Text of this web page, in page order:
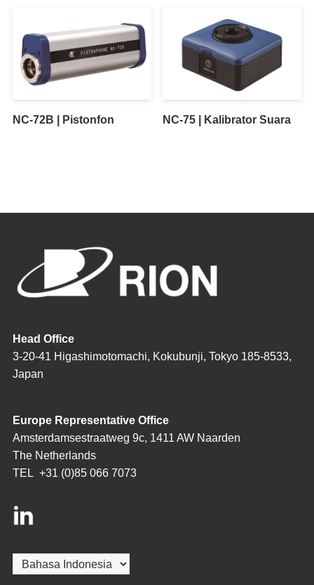
NC-72B | Pistonfon NC-75 | Kalibrator Suara
Head Office
3-20-41 Higashimotomachi, Kokubunji, Tokyo 185-8533,
Japan
Europe Representative Office
Amsterdamsestraatweg 9c, 1411 AW Naarden
The Netherlands
TEL +31 (0)85 066 7073
Pilih
sebuah